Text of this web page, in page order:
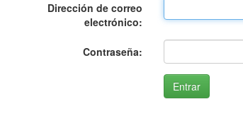
Dirección de correo
electrónico:
Contraseña: